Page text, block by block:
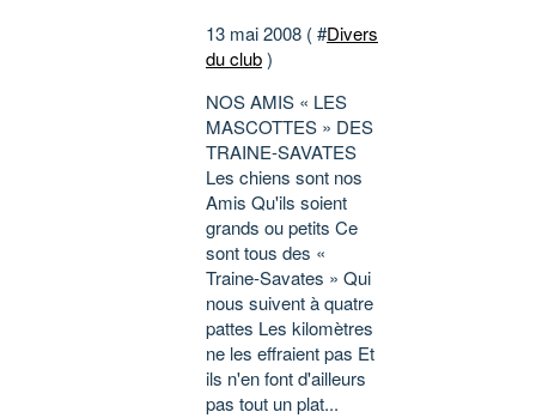
13 mai 2008 ( #Divers
du club)
NOS AMIS « LES
MASCOTTES » DES
TRAINE-SAVATES
Les chiens sont nos
Amis Qu'ils soient
grands ou petits Ce
sont tous des «
Traine-Savates » Qui
nous suivent à quatre
pattes Les kilomètres
ne les effraient pas Et
ils n'en font d'ailleurs
pas tout un plat...